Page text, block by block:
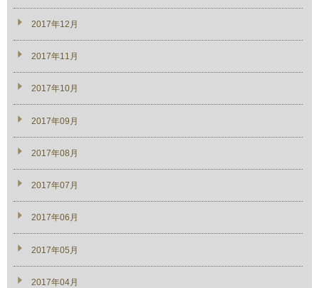
2017年12月
2017年11月
2017年10月
2017年09月
2017年08月
2017年07月
2017年06月
2017年05月
2017年04月